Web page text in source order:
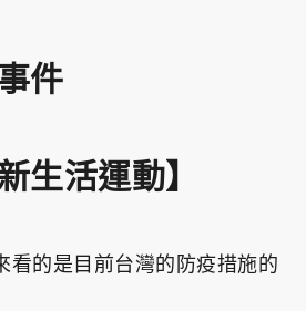
件
生活運動】
看的是目前台灣的防疫措施的